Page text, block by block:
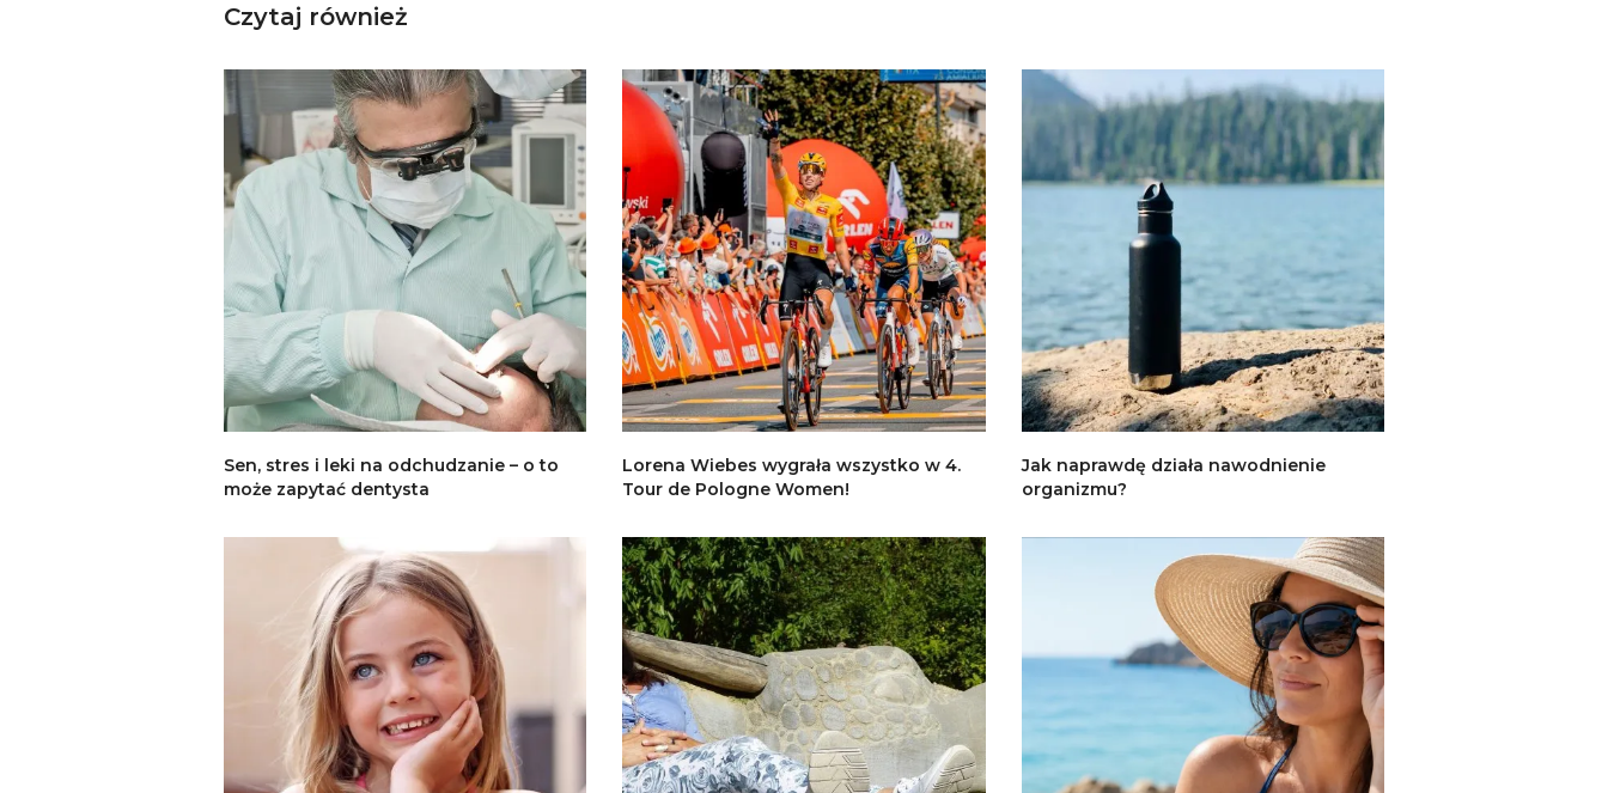
Czytaj również
Sen, stres i leki na odchudzanie – o to
może zapytać dentysta
Lorena Wiebes wygrała wszystko w 4.
Tour de Pologne Women!
Jak naprawdę działa nawodnienie
organizmu?